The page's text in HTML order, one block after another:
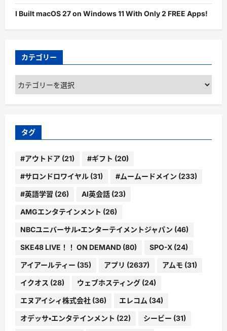
I Built macOS 27 on Windows 11 With Only 2 FREE Apps!
カテゴリー
カ
ゴ
ー
タグ
#アウトドア (21) #ギフト (20)
#サロンドロワイヤル (31) #ムームードメイン (233)
#英語学習 (26) AI英会話 (23)
AMGエンタテインメント (26)
NBCユニバーサル・エンターテイメントジャパン (46)
SKE48 LIVE！！ ON DEMAND (80) SPO-X (24)
アイアールティー (35) アプリ (2637) アムモ (31)
イクオス (28) ウェブホスティング (24)
エヌアイシィ株式会社 (36) エレコム (34)
オデッサ・エンタテインメント (22) シービー (31)